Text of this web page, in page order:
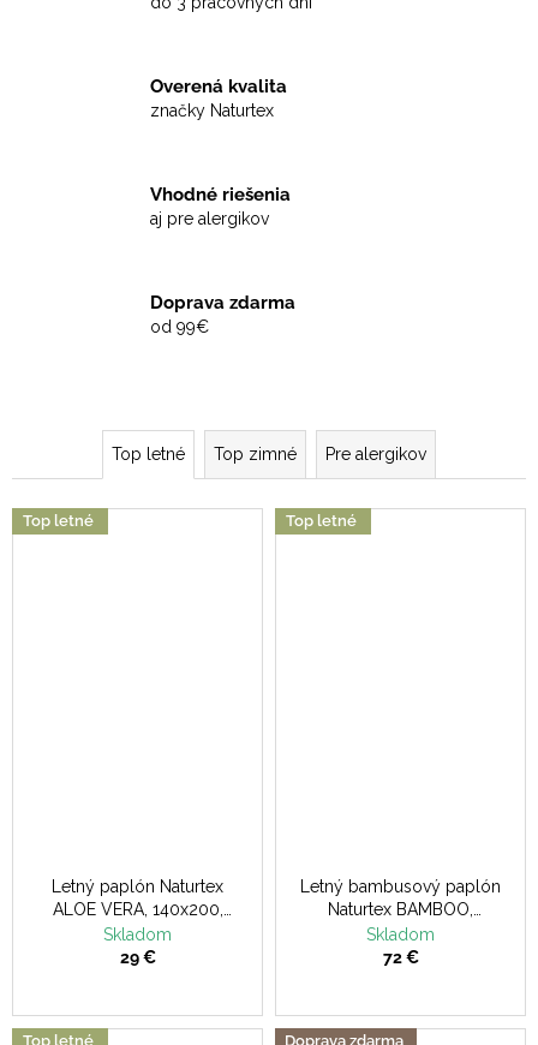
Overená kvalita
značky Naturtex
Vhodné riešenia
aj pre alergikov
Doprava zdarma
od 99€
Top letné Top zimné Pre alergikov
Top letné
Letný paplón Naturtex
ALOE VERA, 140x200,
400g
Skladom
29 €
Top letné
Letný bambusový paplón
Naturtex BAMBOO,
140x200, 600g
Skladom
72 €
Top letné
Doprava zdarma